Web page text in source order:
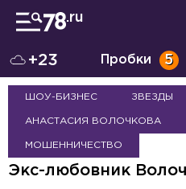
+23 Пробки 5
ШОУ-БИЗНЕС ЗВЕЗДЫ
АНАСТАСИЯ ВОЛОЧКОВА
МОШЕННИЧЕСТВО
Экс-любовник